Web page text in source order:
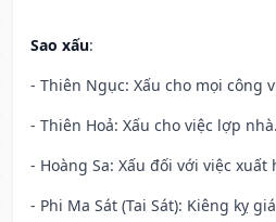
Sao xấu:
- Thiên Ngục: Xấu cho mọi công
- Thiên Hoả: Xấu cho việc lợp nhà.
- Hoàng Sa: Xấu đối với việc xuất
- Phi Ma Sát (Tai Sát): Kiêng kỵ